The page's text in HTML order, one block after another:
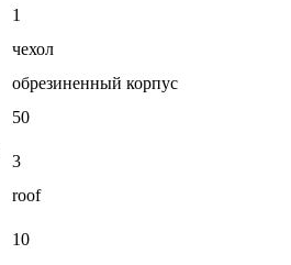
1
чехол
обрезиненный корпус
50
3
roof
10